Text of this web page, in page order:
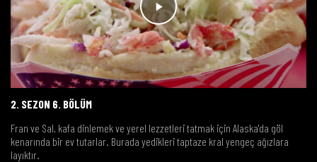
2. SEZON 6. BÖLÜM
Fran ve Sal, kafa dinlemek ve yerel lezzetleri tatmak için Alaska'da göl
kenarında bir ev tutarlar. Burada yedikleri taptaze kral yengeç ağızlara
layıktır.